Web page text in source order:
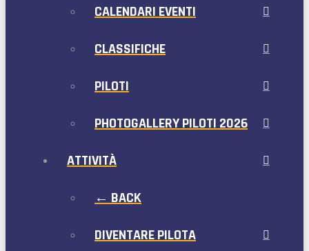
CALENDARI EVENTI
CLASSIFICHE
PILOTI
PHOTOGALLERY PILOTI 2026
ATTIVITÀ
← BACK
DIVENTARE PILOTA